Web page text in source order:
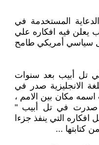
المستخدمة في
يعلن فيه افكاره علي
سياسي أمريكي طامح
الي تل أبيب بعد سنوات
الانجليزية صدر في
اسمه مكان بين الامم ،
صدرت في تل أبيب "
التي ينفذ جزءا
كتابتها ...